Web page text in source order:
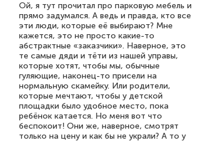
Ой, я тут прочитал про парковую мебель и
прямо задумался. А ведь и правда, кто все
эти люди, которые её выбирают? Мне
кажется, это не просто какие-то
абстрактные «заказчики». Наверное, это
те самые дяди и тёти из нашей управы,
которые хотят, чтобы мы, обычные
гуляющие, наконец-то присели на
нормальную скамейку. Или родители,
которые мечтают, чтобы у детской
площадки было удобное место, пока
ребёнок катается. Но меня вот что
беспокоит! Они же, наверное, смотрят
только на цену и как бы не украли? А то у